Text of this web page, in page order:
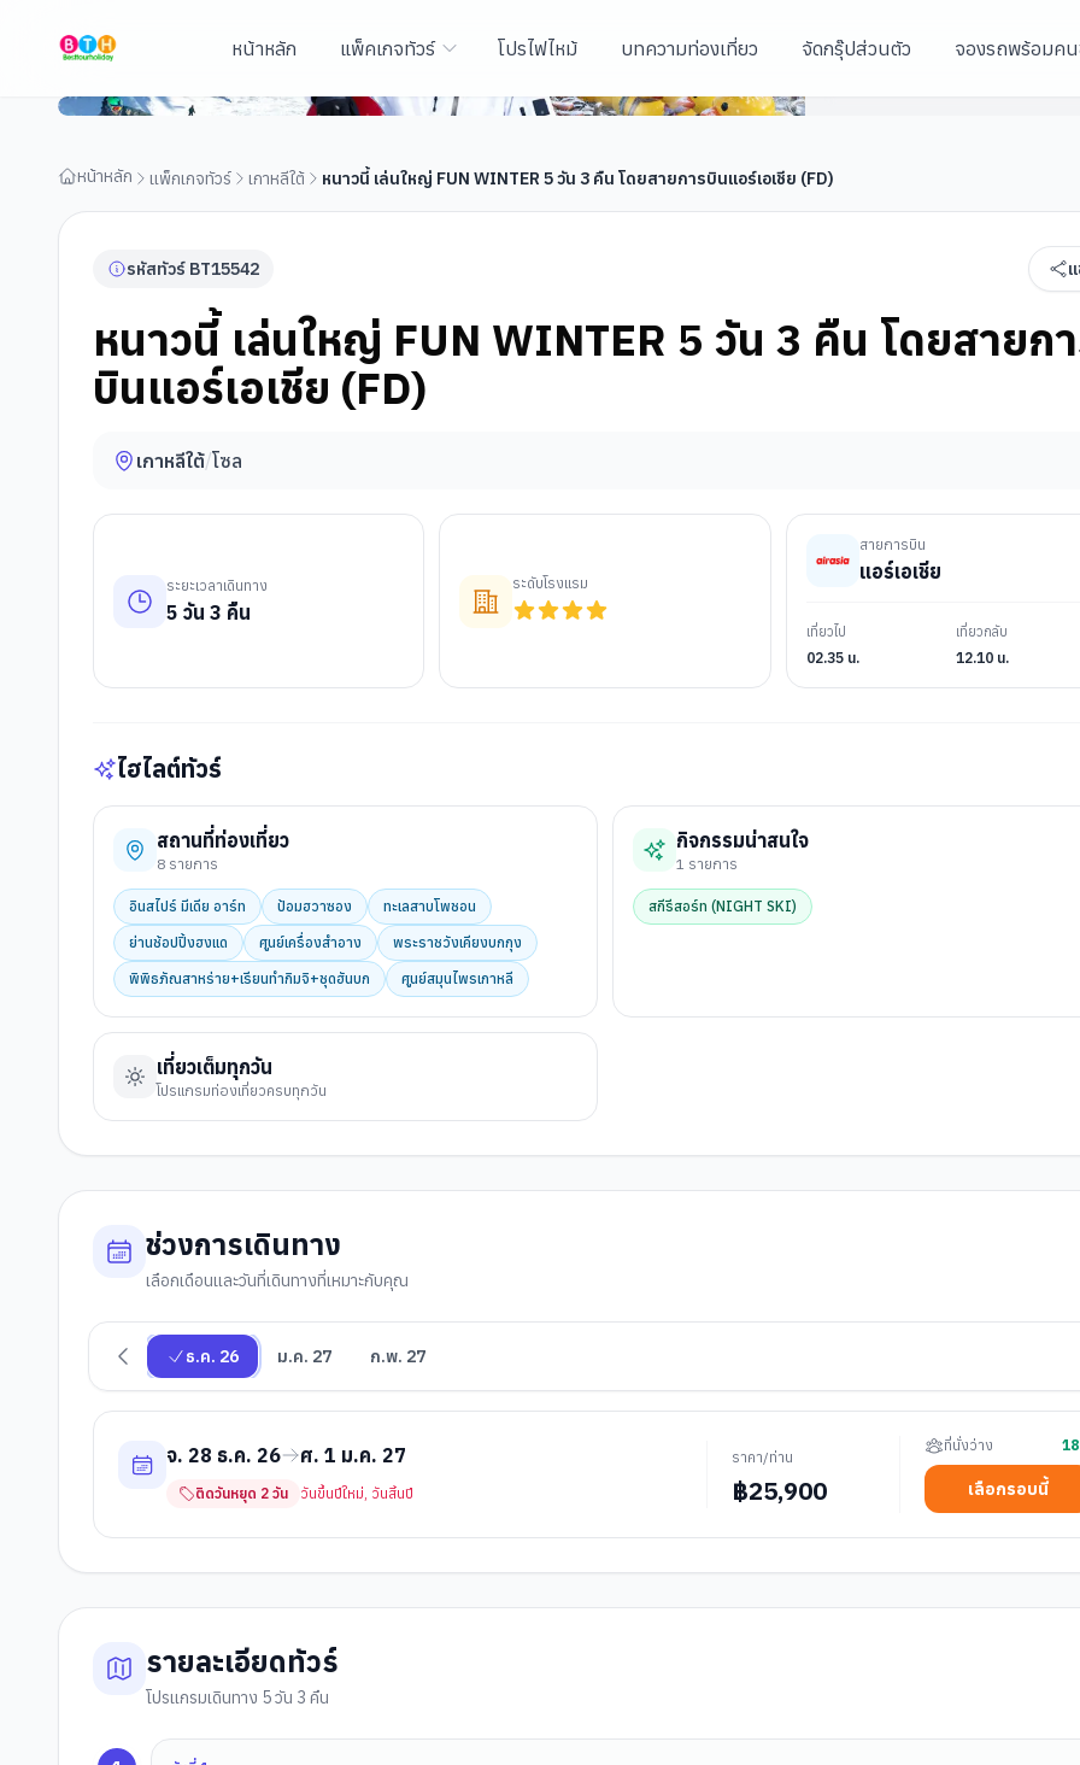
หน้าหลัก แพ็คเกจทัวร์ โปรไฟไหม้ บทความท่องเที่ยว จัดกรุ๊ปส่วนตัว
จองรถพร้อมค
หน้าหลัก แพ็กเกจทัวร์ เกาหลีใต้ หนาวนี้ เล่นใหญ่ FUN WINTER 5 วัน 3 คืน โดยสายการบินแอร์เอเชีย (FD)
รหัสทัวร์ BT15542
หนาวนี้ เล่นใหญ่ FUN WINTER 5 วัน 3 คืน โดยสายก
บินแอร์เอเชีย (FD)
เกาหลีใต้/โซล
ระยะเวลาเดินทาง
5 วัน 3 คืน
ระดับโรงแรม
สายการบิน
แอร์เอเชีย
เที่ยวไป
02.35 น.
เที่ยวกลับ
12.10 น.
ไฮไลต์ทัวร์
สถานที่ท่องเที่ยว
8 รายการ
อินสไปร์ มีเดีย อาร์ท ป้อมฮวาซอง
ทะเลสาบโพชอน
ย่านช้อปปิ้งฮงแด
ศูนย์เครื่องสำอาง
พระราชวังเคียงบกกุง
พิพิธภัณสาหร่าย+เรียนทำกิมจิ+ชุดฮันบก
ศูนย์สมุนไพรเกาหลี
กิจกรรมน่าสนใจ
1 รายการ
สกีรีสอร์ท (NIGHT SKI)
เที่ยวเต็มทุกวัน
โปรแกรมท่องเที่ยวครบทุกวัน
ช่วงการเดินทาง
เลือกเดือนและวันที่เดินทางที่เหมาะกับคุณ
ธ.ค. 26 ม.ค. 27 ก.พ. 27
จ. 28 ธ.ค. 26 ศ. 1 ม.ค. 27
ติดวันหยุด 2 วัน วันขึ้นปีใหม่, วันสิ้นปี
ราคา/ท่าน
฿25,900
ที่นั่งว่าง 18
เลือกรอบนี้
รายละเอียดทัวร์
โปรแกรมเดินทาง 5 วัน 3 คืน